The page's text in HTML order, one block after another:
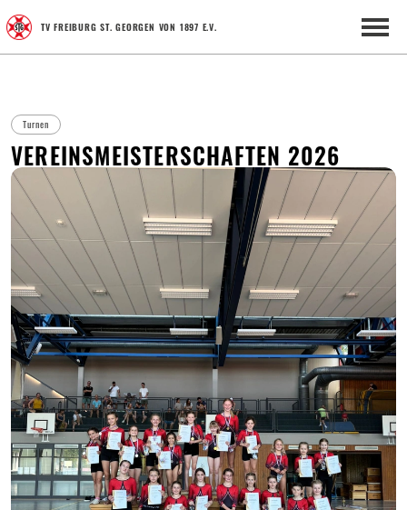
TV FREIBURG ST. GEORGEN VON 1897 E.V.
Turnen
VEREINSMEISTERSCHAFTEN 2026